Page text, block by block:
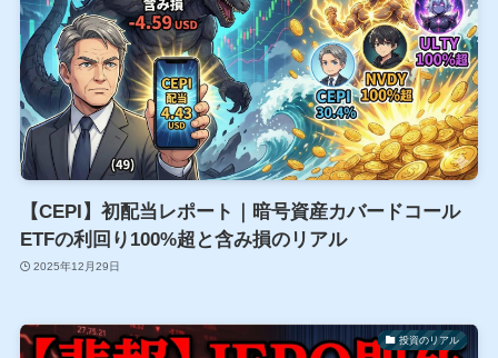
【CEPI】初配当レポート｜暗号資産カバードコール
ETFの利回り100%超と含み損のリアル
2025年12月29日
投資のリアル